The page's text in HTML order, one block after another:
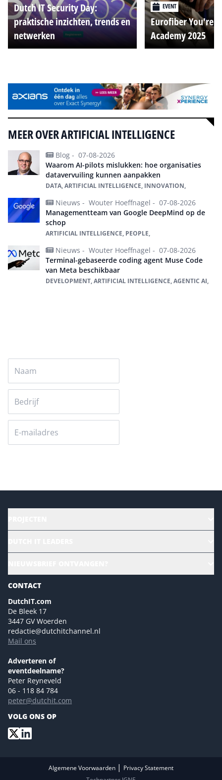
Dutch IT Security Day:
praktische inzichten, trends en
netwerken
EVENT
Eurofiber You're
Academy 2025
MEER OVER ARTIFICIAL INTELLIGENCE
Blog - 07-08-2026
Waarom AI-pilots mislukken: hoe organisaties
datavervuiling kunnen aanpakken
DATA, ARTIFICIAL INTELLIGENCE, INNOVATION,
Nieuws - Wouter Hoeffnagel - 07-08-2026
Managementteam van Google DeepMind op de
schop
ARTIFICIAL INTELLIGENCE, PEOPLE,
Nieuws - Wouter Hoeffnagel - 07-08-2026
Terminal-gebaseerde coding agent Muse Code
van Meta beschikbaar
DEVELOPMENT, ARTIFICIAL INTELLIGENCE, AGENTIC AI,
Sustainability | Green IT
Marketing- en contentmogelijkheden 2026
Events- en sponsormogelijkheden 2026
Ons team
Colofon
Tip de redactie
Versturen
CONTACT
DutchIT.com
De Bleek 17
3447 GV Woerden
redactie@dutchitchannel.nl
Mail ons
Adverteren of
eventdeelname?
Peter Reyneveld
06 - 118 84 784
peter@dutchit.com
VOLG ONS OP
Algemene Voorwaarden | Privacy Statement